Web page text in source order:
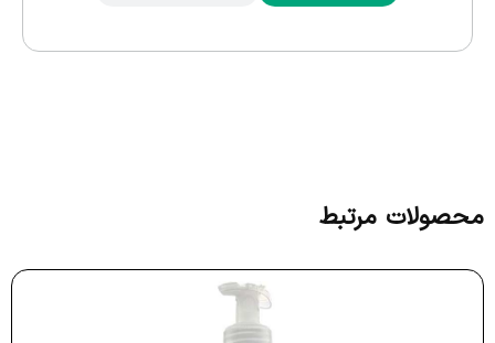
محصولات مرتبط